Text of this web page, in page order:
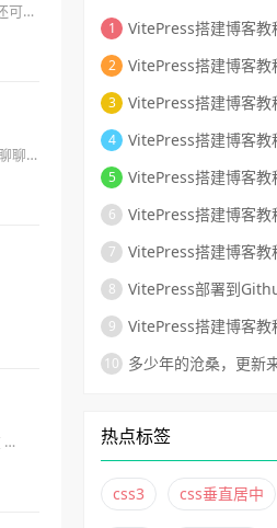
可以
聊
…
VitePress搭建博客教
自定义首页布局和主
VitePress搭建博客教
自定义页面模板、给
className和使页面
录？
VitePress搭建博客教
方组件库的使用-搭建
VitePress搭建博客教
用Github Actions自
Pages？
VitePress搭建博客教
VitePress的安装和运
VitePress搭建博客教
VitePress默认首页、
航配置
VitePress搭建博客教
VitePress页脚、标
时间等相关细节配置
VitePress部署到
样式全错乱了怎么办
VitePress搭建博客教
vitePress如何非自动
多少年的沧桑，更新
热点标签
css3 css垂直居中